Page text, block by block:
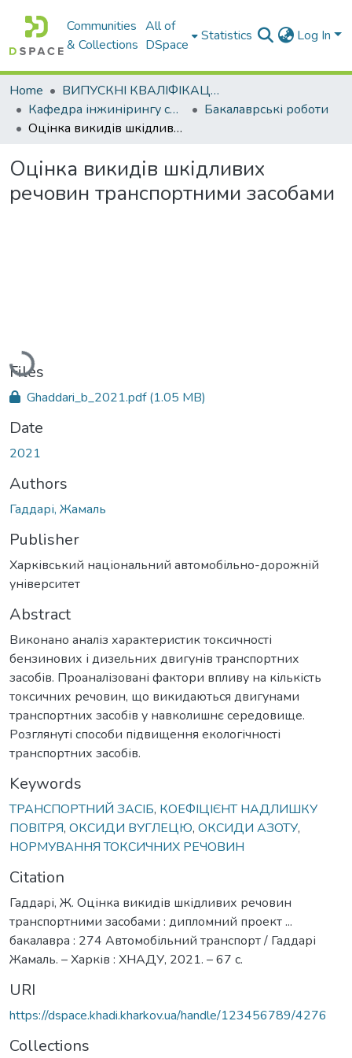
Communities
& Collections
All of
DSpace
Statistics Log In
Home
ВИПУСКНІ КВАЛІФІКАЦІЙНІ РОБОТИ
Кафедра інжинірингу систем автомобільного транспорту
Бакалаврські роботи
Оцінка викидів шкідливих речовин транспортними засобами
Оцінка викидів шкідливих
речовин транспортними засобами
Loading...
Files
Ghaddari_b_2021.pdf(1.05 MB)
Date
2021
Authors
Гаддарі, Жамаль
Publisher
Харківський національний автомобільно-дорожній
університет
Abstract
Виконано аналіз характеристик токсичності
бензинових і дизельних двигунів транспортних
засобів. Проаналізовані фактори впливу на кількість
токсичних речовин, що викидаються двигунами
транспортних засобів у навколишнє середовище.
Розглянуті способи підвищення екологічності
транспортних засобів.
Keywords
ТРАНСПОРТНИЙ ЗАСІБ, КОЕФІЦІЄНТ НАДЛИШКУ
ПОВІТРЯ, ОКСИДИ ВУГЛЕЦЮ, ОКСИДИ АЗОТУ,
НОРМУВАННЯ ТОКСИЧНИХ РЕЧОВИН
Citation
Гаддарі, Ж. Оцінка викидів шкідливих речовин
транспортними засобами : дипломний проект ...
бакалавра : 274 Автомобільний транспорт / Гаддарі
Жамаль. – Харків : ХНАДУ, 2021. – 67 с.
URI
https://dspace.khadi.kharkov.ua/handle/123456789/4276
Collections